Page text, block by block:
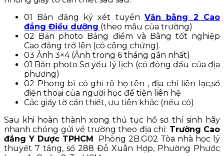
01 Bản đăng ký xét tuyển Văn bằng 2 Cao
đẳng Điều dưỡng (theo mẫu của trường)
02 Bản photo Bảng điểm và Bằng tốt nghiệp
Cao đẳng trở lên (có công chứng).
03 Ảnh 3×4 (Ảnh trong 6 tháng gần nhất)
01 Bản photo Sơ yếu lý lịch (có đóng dấu của địa
phương)
02 Phong bì có ghi rõ họ tên , địa chỉ liên lạc,số
điện thoại của người học để tiện liên hệ
Các giấy tờ cần thiết, ưu tiên khác (nếu có)
Sau khi hoàn thành xong thủ tục hồ sơ thí sinh hãy
nhanh chóng gửi về trường theo địa chỉ: Trường Cao
đẳng Y Dược TPHCM Phòng 2B.G02 Tòa nhà học lý
thuyết 7 tầng, số 288 Đỗ Xuân Hợp, Phường Phước